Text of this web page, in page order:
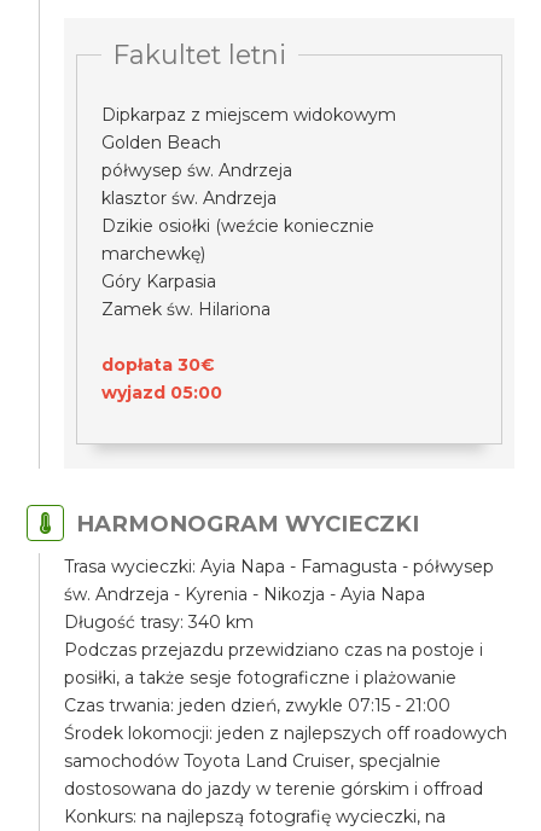
Fakultet letni
Dipkarpaz z miejscem widokowym
Golden Beach
półwysep św. Andrzeja
klasztor św. Andrzeja
Dzikie osiołki (weźcie koniecznie
marchewkę)
Góry Karpasia
Zamek św. Hilariona
dopłata 30€
wyjazd 05:00
HARMONOGRAM WYCIECZKI
Trasa wycieczki: Ayia Napa - Famagusta - półwysep
św. Andrzeja - Kyrenia - Nikozja - Ayia Napa
Długość trasy: 340 km
Podczas przejazdu przewidziano czas na postoje i
posiłki, a także sesje fotograficzne i plażowanie
Czas trwania: jeden dzień, zwykle 07:15 - 21:00
Środek lokomocji: jeden z najlepszych off roadowych
samochodów Toyota Land Cruiser, specjalnie
dostosowana do jazdy w terenie górskim i offroad
Konkurs: na najlepszą fotografię wycieczki, na